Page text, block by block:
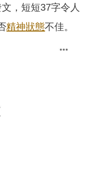
，短短37字令人
精神狀態不佳。